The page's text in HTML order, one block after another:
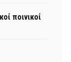
ποινικοί